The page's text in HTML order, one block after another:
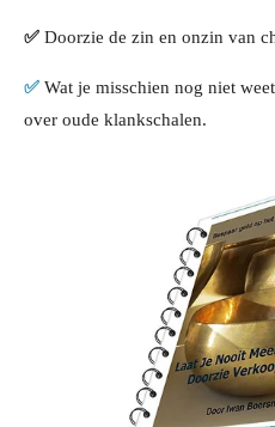
✅ Doorzie de zin en onzin van
✅ Wat je misschien nog niet
over oude klankschalen.